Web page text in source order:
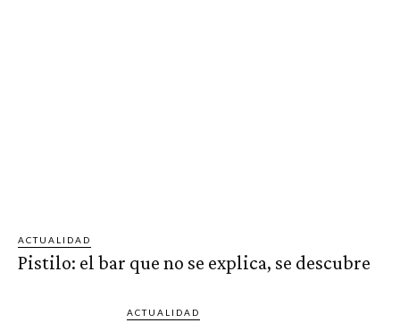
ACTUALIDAD
Pistilo: el bar que no se explica, se descubre
ACTUALIDAD